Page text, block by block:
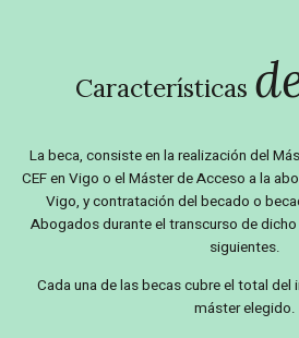
Características
La beca, consiste en la realización del
CEF en Vigo o el Máster de Acceso a la
Vigo, y contratación del becado o
Abogados durante el transcurso de
siguientes.
Cada una de las becas cubre el total
máster elegido.